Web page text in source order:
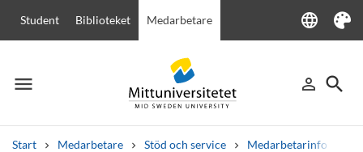
Student Biblioteket Medarbetare language
Language
Tema
menu
Meny person_outline
Logga in
search
Sök
Start Medarbetare Stöd och service Medarbetarinfo